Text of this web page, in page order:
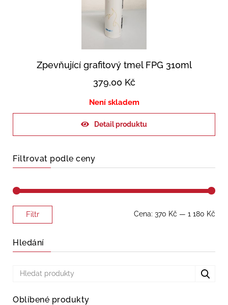
Zpevňující grafitový tmel FPG 310ml
379,00 Kč
Není skladem
Detail produktu
Filtrovat podle ceny
Minimální
Maximální
Filtr Cena: 370 Kč — 1 180 Kč
Hledání
Oblíbené produkty